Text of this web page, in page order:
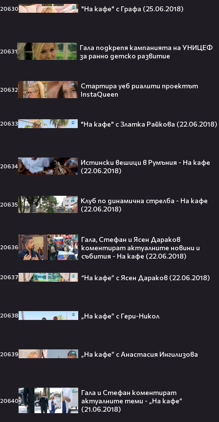
20630 "На кафе" с Графа (25.06.2018)
20631
Гала подкрепя кампанията на УНИЦЕФ
за ранно детско развитие
20632
Стартира уеб риалити проектът
InstaQueen
20633 "На кафе" с Златка Райкова (22.06.2018)
20634
Истински вешици в Румъния - На кафе
(22.06.2018)
20635
Клуб по динамична стрелба - На кафе
(22.06.2018)
20636
Гала, Стефан и Ясен Дараков
коментират актуалните новини и
събития - На кафе (22.06.2018)
20637 “На кафе” с Ясен Дараков (22.06.2018)
20638 „На кафе” с Гери-Никол
20639 „На кафе” с Анастасия Ингилизова
20640
Гала и Стефан коментират
актуалните теми - „На кафе”
(21.06.2018)
250 години тишина: Америка
зарови капсула, която никой жив
Ерлинг Холанд ghost-на Том
Холанд?! 💀 Защо Спайдър-мен
Гранде и Рики Алварес отново
заедно!😍
VESSOU влиза в света на онлайн
сериалите с „Кварталът на
Реджо“ 🤩🎬
Искаш да стигнеш до Холивуд?
Юлиан Костов разкрива как!👀💥